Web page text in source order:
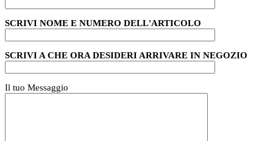
SCRIVI NOME E NUMERO DELL'ARTICOLO
SCRIVI A CHE ORA DESIDERI ARRIVARE IN NEGOZIO
Il tuo Messaggio